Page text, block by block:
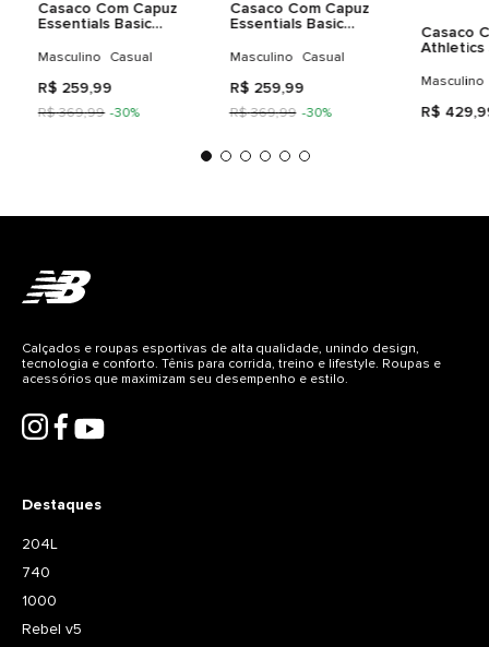
Casaco Com Capuz
Essentials Basic
Masculino Casual
R$ 259,99
R$ 369,99 -30%
Casaco Com Capuz
Essentials Basic
Masculino Casual
R$ 259,99
R$ 369,99 -30%
Casaco
Athletics
Masculino
R$ 429,
Destaques
204L
740
1000
Rebel v5
Calçados e roupas esportivas de alta qualidade, unindo design,
tecnologia e conforto. Tênis para corrida, treino e lifestyle. Roupas e
acessórios que maximizam seu desempenho e estilo.